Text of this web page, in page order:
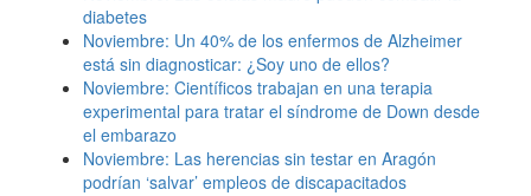
diabetes
Noviembre: Un 40% de los enfermos de Alzheimer
está sin diagnosticar: ¿Soy uno de ellos?
Noviembre: Científicos trabajan en una terapia
experimental para tratar el síndrome de Down desde
el embarazo
Noviembre: Las herencias sin testar en Aragón
podrían ‘salvar’ empleos de discapacitados